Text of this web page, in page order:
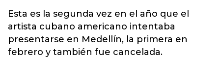
Esta es la segunda vez en el año que el
artista cubano americano intentaba
presentarse en Medellín, la primera en
febrero y también fue cancelada.